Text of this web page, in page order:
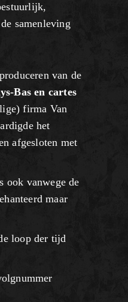
samenleving
van de
Bas en cartes
firma Van
het
afgesloten met
ook vanwege de
maar
loop der tijd